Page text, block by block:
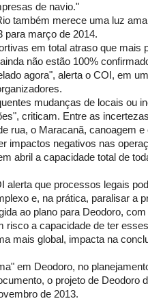
de navio."
também merece uma luz
para março de 2014.
em total atraso que mais
não estão 100%
agora", alerta o COI, em
mudanças de locais ou
criticam. Entre as
rua, o Maracanã, canoagem
impactos negativos nas
abril a capacidade total de
alerta que processos legais
e, na prática, paralisar a
ao plano para Deodoro,
risco a capacidade de ter
mais global, impacta na
em Deodoro, no
o projeto de Deodoro
de 2013.